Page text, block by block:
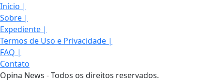
Início |
Sobre |
Expediente |
Termos de Uso e Privacidade |
FAQ |
Contato
Opina News - Todos os direitos reservados.